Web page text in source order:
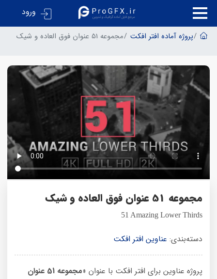
ورود
پروژه آماده افتر افکت مجموعه 51 عنوان فوق العاده و شیک
مجموعه 51 عنوان فوق العاده و شیک
51 Amazing Lower Thirds
دسته‌بندی: عناوین افتر افکت
پروژه عناوین برای افتر افکت با عنوان «
مجموعه 51 عنوان